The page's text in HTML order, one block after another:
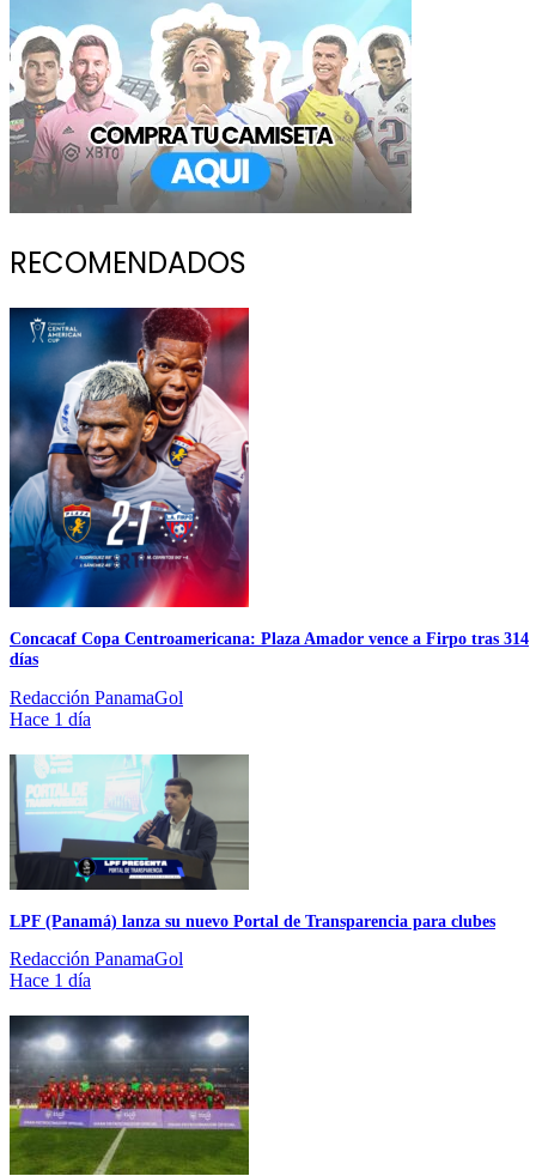
RECOMENDADOS
Concacaf Copa Centroamericana: Plaza Amador vence a Firpo tras 314
días
Redacción PanamaGol
Hace 1 día
LPF (Panamá) lanza su nuevo Portal de Transparencia para clubes
Redacción PanamaGol
Hace 1 día